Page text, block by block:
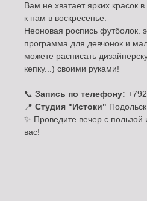
Вам не хватает ярких красок
к нам в воскресенье.
Неоновая роспись футболок.
программа для девчонок и
можете расписать
кепку...) своими руками!
📞 Запись по телефону:
📍 Студия "Истоки"
✨ Проведите вечер с
вас!